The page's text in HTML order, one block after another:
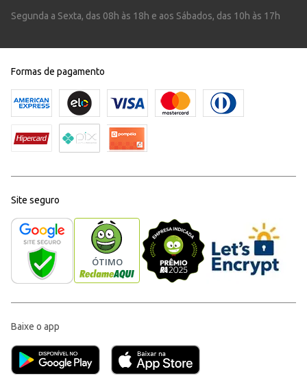
Segunda a Sexta, das 08h às 18h e aos Sábados, das 10h às 17h
Formas de pagamento
Site seguro
Baixe o app